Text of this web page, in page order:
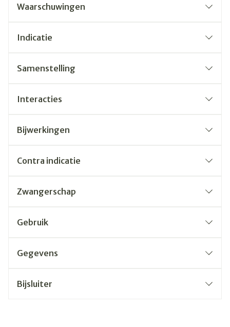
Waarschuwingen
Indicatie
Samenstelling
Interacties
Bijwerkingen
Contra indicatie
Zwangerschap
Gebruik
Gegevens
Bijsluiter